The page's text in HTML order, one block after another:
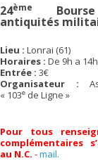
24ème
antiquités
Lieu : Lonrai (61)
Horaires : De 9h a 14h
Entrée : 3€
Organisateur :
« 103e de Ligne »
Pour tous
complémentaires
au N.C. -mail.